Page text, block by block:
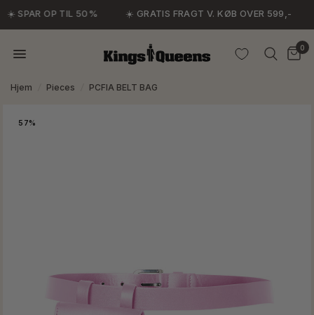
☀️ SPAR OP TIL 50% ☀️ GRATIS FRAGT V. KØB OVER 599,-
0
Hjem Pieces PCFIA BELT BAG
57%